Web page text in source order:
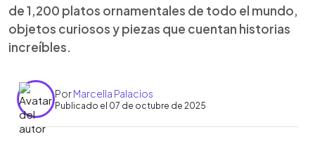
de 1,200 platos ornamentales de todo el mundo,
objetos curiosos y piezas que cuentan historias
increíbles.
PorMarcella Palacios
Publicado el 07 de octubre de 2025